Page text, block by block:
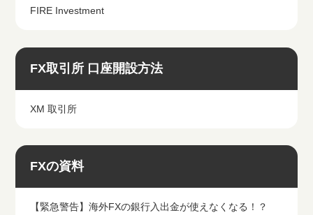
FIRE Investment
FX取引所 口座開設方法
XM 取引所
FXの資料
【緊急警告】海外FXの銀行入出金が使えなくなる！？